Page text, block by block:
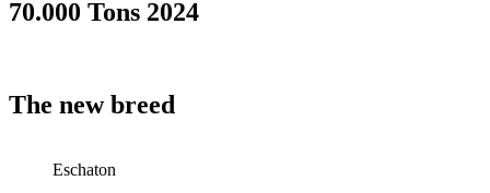
70.000 Tons 2024
The new breed
Eschaton